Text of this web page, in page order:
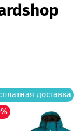
доставка